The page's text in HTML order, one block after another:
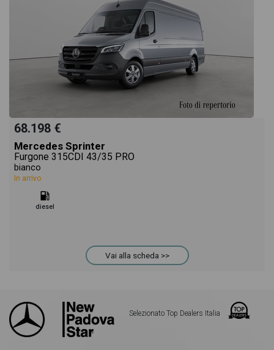
68.198 €
Mercedes Sprinter
Furgone 315CDI 43/35 PRO
bianco
In arrivo
diesel
Vai alla scheda >>
Selezionato Top Dealers Italia